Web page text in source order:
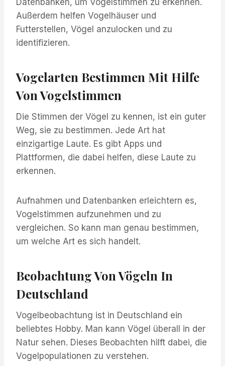
Datenbanken, um Vogelstimmen zu erkennen.
Außerdem helfen Vogelhäuser und
Futterstellen, Vögel anzulocken und zu
identifizieren.
Vogelarten Bestimmen Mit Hilfe
Von Vogelstimmen
Die Stimmen der Vögel zu kennen, ist ein guter
Weg, sie zu bestimmen. Jede Art hat
einzigartige Laute. Es gibt Apps und
Plattformen, die dabei helfen, diese Laute zu
erkennen.
Aufnahmen und Datenbanken erleichtern es,
Vogelstimmen aufzunehmen und zu
vergleichen. So kann man genau bestimmen,
um welche Art es sich handelt.
Beobachtung Von Vögeln In
Deutschland
Vogelbeobachtung ist in Deutschland ein
beliebtes Hobby. Man kann Vögel überall in der
Natur sehen. Dieses Beobachten hilft dabei, die
Vogelpopulationen zu verstehen.